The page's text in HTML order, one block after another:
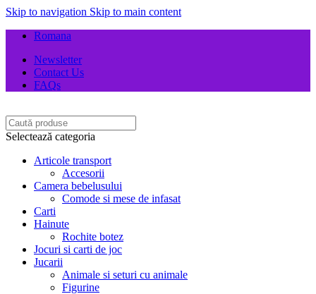
Skip to navigation Skip to main content
Romana
Newsletter
Contact Us
FAQs
Selectează categoria
Articole transport
Accesorii
Camera bebelusului
Comode si mese de infasat
Carti
Hainute
Rochite botez
Jocuri si carti de joc
Jucarii
Animale si seturi cu animale
Figurine